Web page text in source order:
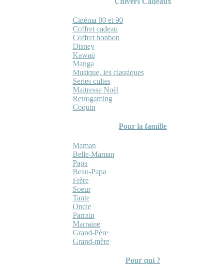
Cinéma 80 et 90
Coffret cadeau
Coffret bonbon
Disney
Kawaii
Manga
Musique, les classiques
Series cultes
Maitresse Noël
Retrogaming
Coquin
Pour la famille
Maman
Belle-Maman
Papa
Beau-Papa
Frère
Soeur
Tante
Oncle
Parrain
Marraine
Grand-Père
Grand-mère
Pour qui ?